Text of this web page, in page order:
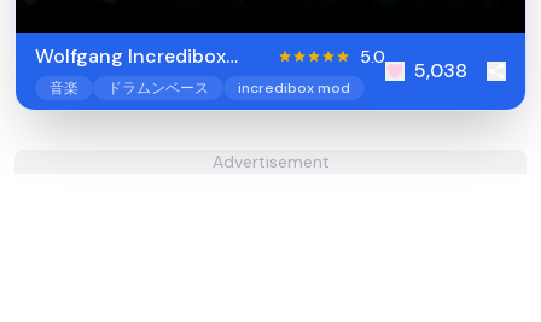
Wolfgang Incredibox
Mod
5.0
音楽 ドラムンベース incredibox mod
5,038
Advertisement